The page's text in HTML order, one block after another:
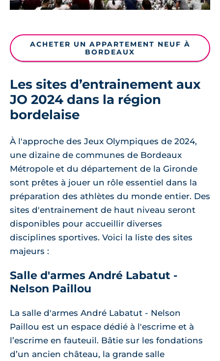
ACHETER UN APPARTEMENT NEUF À
BORDEAUX
Les sites d’entrainement aux
JO 2024 dans la région
bordelaise
À l'approche des Jeux Olympiques de 2024,
une dizaine de communes de Bordeaux
Métropole et du département de la Gironde
sont prêtes à jouer un rôle essentiel dans la
préparation des athlètes du monde entier. Des
sites d'entrainement de haut niveau seront
disponibles pour accueillir diverses
disciplines sportives. Voici la liste des sites
majeurs :
Salle d'armes André Labatut -
Nelson Paillou
La salle d'armes André Labatut - Nelson
Paillou est un espace dédié à l'escrime et à
l’escrime en fauteuil. Bâtie sur les fondations
d’un ancien château, la grande salle